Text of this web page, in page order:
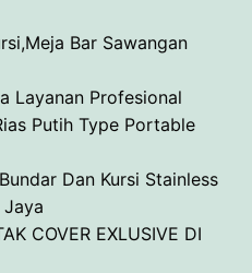
Bar Sawangan
Layanan Profesional
Putih Type Portable
Dan Kursi Stainless
COVER EXLUSIVE DI